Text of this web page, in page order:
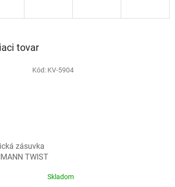
tovar
zásuvka
TWIST
Skladom
Kód: KV-5904